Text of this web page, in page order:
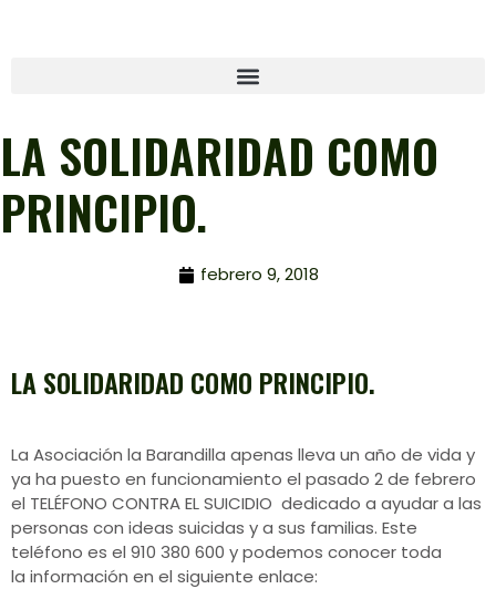
LA SOLIDARIDAD COMO
PRINCIPIO.
febrero 9, 2018
LA SOLIDARIDAD COMO PRINCIPIO.
La Asociación la Barandilla apenas lleva un año de vida y
ya ha puesto en funcionamiento el pasado 2 de febrero
el TELÉFONO CONTRA EL SUICIDIO dedicado a ayudar a las
personas con ideas suicidas y a sus familias. Este
teléfono es el 910 380 600 y podemos conocer toda
la información en el siguiente enlace: